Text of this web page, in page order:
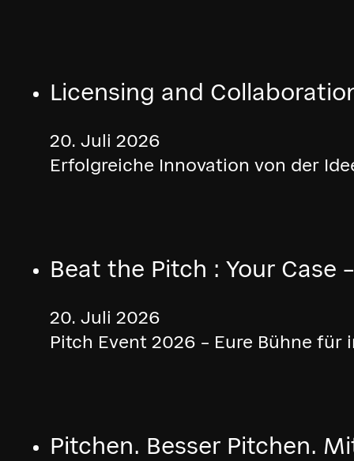
Licensing and
20. Juli 2026
Erfolgreiche Innovation von der
Beat the Pitch : Your Case
20. Juli 2026
Pitch Event 2026 – Eure Bühne
Pitchen. Besser Pitchen.